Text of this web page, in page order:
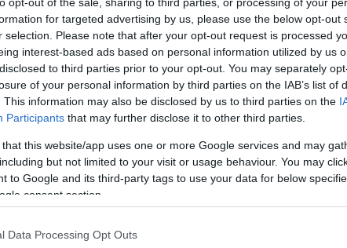
for targeted advertising by us, please use the below opt-out
selection. Please note that after your opt-out request is processed
interest-based ads based on personal information utilized by us
to third parties prior to your opt-out. You may separately
of your personal information by third parties on the IAB’s list of
This information may also be disclosed by us to third parties on the
Participants that may further disclose it to other third parties.
that this website/app uses one or more Google services and may
but not limited to your visit or usage behaviour. You may
to Google and its third-party tags to use your data for below
consent section.
Data Processing Opt Outs